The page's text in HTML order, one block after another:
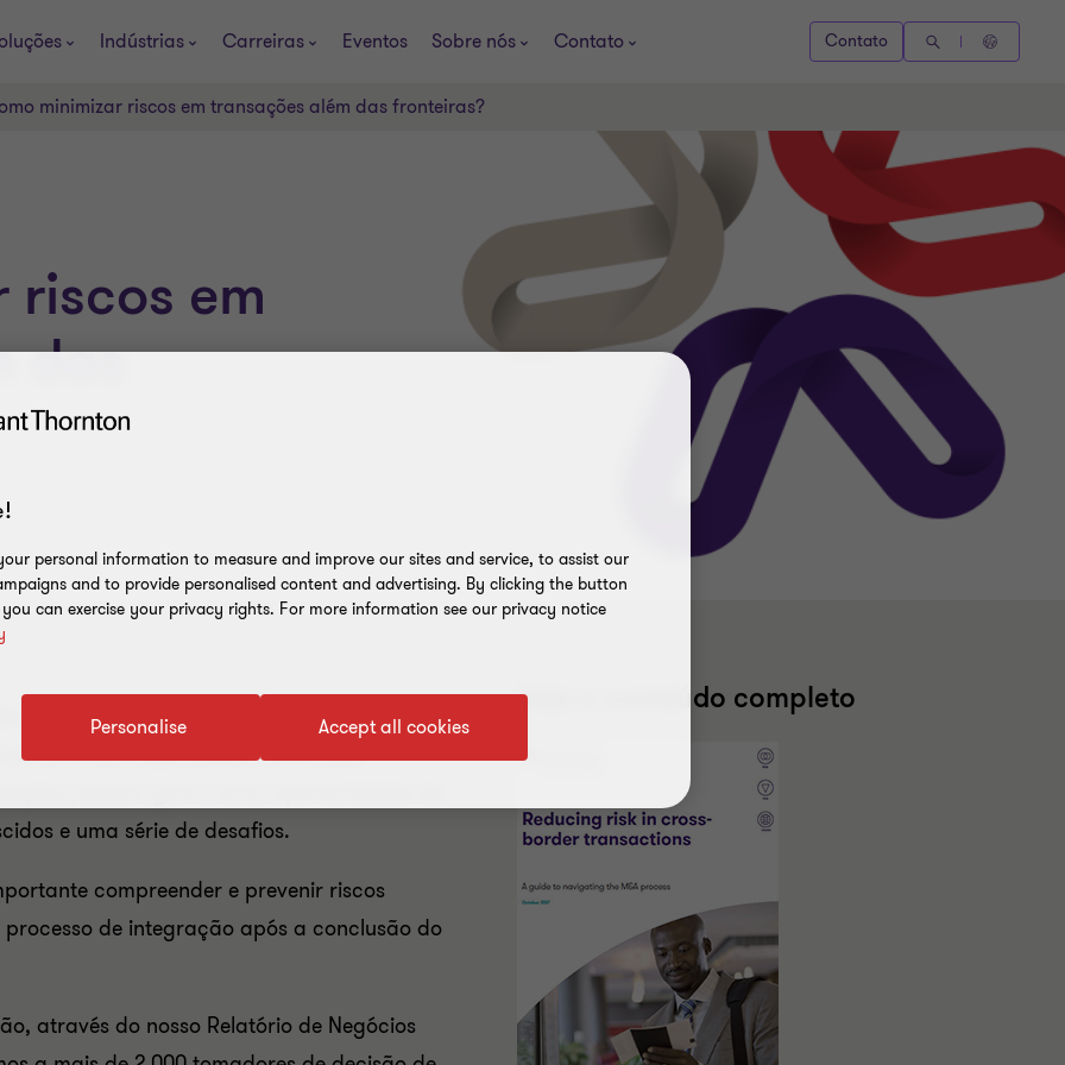
Indústrias Carreiras Eventos Sobre nós Contato Contato
minimizar riscos em transações além das fronteiras?
em
das
das fronteiras estão em ascenção,
das organizações em muitas
possam gerar novas oportunidades de
e uma série de desafios.
compreender e prevenir riscos
de integração após a conclusão do
através do nosso Relatório de Negócios
Veja o conteúdo completo
personal information to measure and improve our sites and service, to assist our
and to provide personalised content and advertising. By clicking the button
can exercise your privacy rights. For more information see our privacy notice
Accept all cookies
Personalise